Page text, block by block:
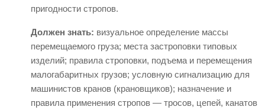
пригодности стропов.
Должен знать: визуальное определение массы
перемещаемого груза; места застроповки типовых
изделий; правила строповки, подъема и перемещения
малогабаритных грузов; условную сигнализацию для
машинистов кранов (крановщиков); назначение и
правила применения стропов — тросов, цепей, канатов